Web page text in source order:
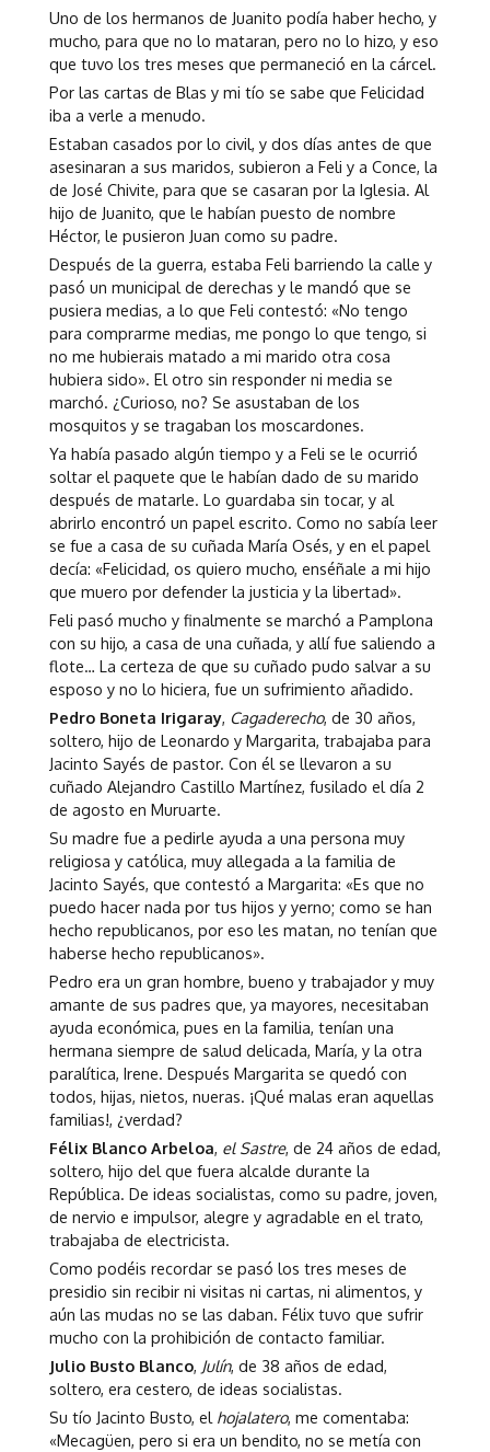
Uno de los hermanos de Juanito podía haber hecho, y
mucho, para que no lo mataran, pero no lo hizo, y eso
que tuvo los tres meses que permaneció en la cárcel.
Por las cartas de Blas y mi tío se sabe que Felicidad
iba a verle a menudo.
Estaban casados por lo civil, y dos días antes de que
asesinaran a sus maridos, subieron a Feli y a Conce, la
de José Chivite, para que se casaran por la Iglesia. Al
hijo de Juanito, que le habían puesto de nombre
Héctor, le pusieron Juan como su padre.
Después de la guerra, estaba Feli barriendo la calle y
pasó un municipal de derechas y le mandó que se
pusiera medias, a lo que Feli contestó: «No tengo
para comprarme medias, me pongo lo que tengo, si
no me hubierais matado a mi marido otra cosa
hubiera sido». El otro sin responder ni media se
marchó. ¿Curioso, no? Se asustaban de los
mosquitos y se tragaban los moscardones.
Ya había pasado algún tiempo y a Feli se le ocurrió
soltar el paquete que le habían dado de su marido
después de matarle. Lo guardaba sin tocar, y al
abrirlo encontró un papel escrito. Como no sabía leer
se fue a casa de su cuñada María Osés, y en el papel
decía: «Felicidad, os quiero mucho, enséñale a mi hijo
que muero por defender la justicia y la libertad».
Feli pasó mucho y finalmente se marchó a Pamplona
con su hijo, a casa de una cuñada, y allí fue saliendo a
flote… La certeza de que su cuñado pudo salvar a su
esposo y no lo hiciera, fue un sufrimiento añadido.
Pedro Boneta Irigaray, Cagaderecho, de 30 años,
soltero, hijo de Leonardo y Margarita, trabajaba para
Jacinto Sayés de pastor. Con él se llevaron a su
cuñado Alejandro Castillo Martínez, fusilado el día 2
de agosto en Muruarte.
Su madre fue a pedirle ayuda a una persona muy
religiosa y católica, muy allegada a la familia de
Jacinto Sayés, que contestó a Margarita: «Es que no
puedo hacer nada por tus hijos y yerno; como se han
hecho republicanos, por eso les matan, no tenían que
haberse hecho republicanos».
Pedro era un gran hombre, bueno y trabajador y muy
amante de sus padres que, ya mayores, necesitaban
ayuda económica, pues en la familia, tenían una
hermana siempre de salud delicada, María, y la otra
paralítica, Irene. Después Margarita se quedó con
todos, hijas, nietos, nueras. ¡Qué malas eran aquellas
familias!, ¿verdad?
Félix Blanco Arbeloa, el Sastre, de 24 años de edad,
soltero, hijo del que fuera alcalde durante la
República. De ideas socialistas, como su padre, joven,
de nervio e impulsor, alegre y agradable en el trato,
trabajaba de electricista.
Como podéis recordar se pasó los tres meses de
presidio sin recibir ni visitas ni cartas, ni alimentos, y
aún las mudas no se las daban. Félix tuvo que sufrir
mucho con la prohibición de contacto familiar.
Julio Busto Blanco, Julín, de 38 años de edad,
soltero, era cestero, de ideas socialistas.
Su tío Jacinto Busto, el hojalatero, me comentaba:
«Mecagüen, pero si era un bendito, no se metía con